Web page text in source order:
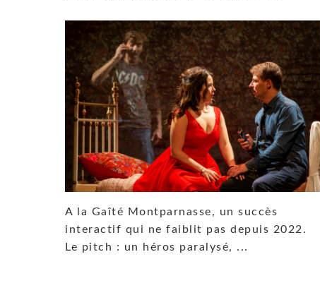
A la Gaîté Montparnasse, un succès
interactif qui ne faiblit pas depuis 2022.
Le pitch : un héros paralysé, ...